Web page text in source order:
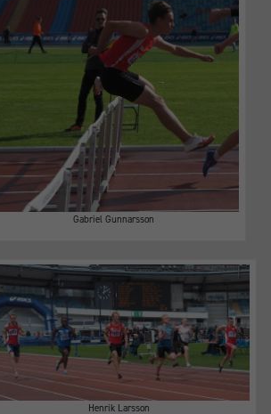
Gabriel Gunnarsson
Henrik Larsson